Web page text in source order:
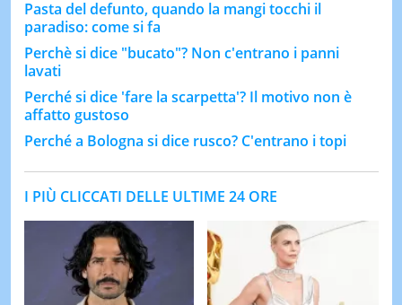
Pasta del defunto, quando la mangi tocchi il
paradiso: come si fa
Perchè si dice "bucato"? Non c'entrano i panni
lavati
Perché si dice 'fare la scarpetta'? Il motivo non è
affatto gustoso
Perché a Bologna si dice rusco? C'entrano i topi
I PIÙ CLICCATI DELLE ULTIME 24 ORE